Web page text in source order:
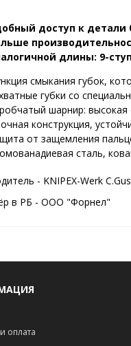
доступ к детали
длины: 9-
смыкания губок,
губки со
шарнир:
конструкция,
от защемления
сталь,
- KNIPEX-Werk
в РБ - ООО "Форнел"
оплата